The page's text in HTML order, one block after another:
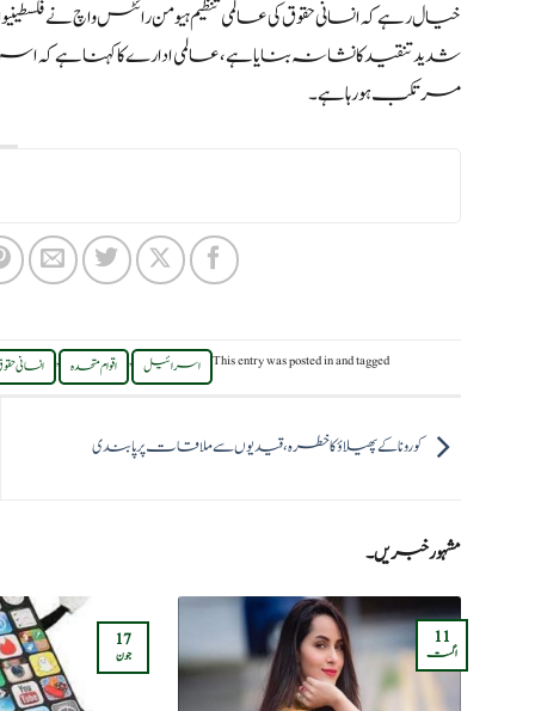
خیال رہے کہ انسانی حقوق کی عالمی تنظیم ہیومن رائٹس واچ
شدید تنقید کا نشانہ بنایا ہے، عالمی ادارے کا کہنا ہے
مرتکب ہو رہا ہے۔
This entry was posted inand tagged اسرائیل , اقوام متحدہ , انسانی
کورونا کے پھیلاؤ کا خطرہ ، قیدیوں سے ملاقات پر پابندی
مشہور خبریں۔
11
اگست
17
جون